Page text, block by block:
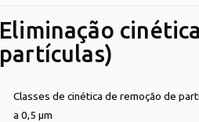
Eliminação
partículas)
Classes de cinética de remoção de
a 0,5 μm